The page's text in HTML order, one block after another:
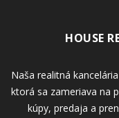
HOUSE
Naša realitná
ktorá sa zameriava na
kúpy, predaja a